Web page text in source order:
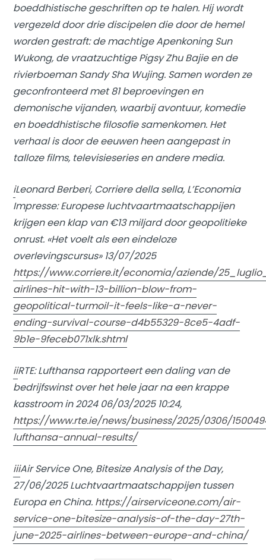
boeddhistische geschriften op te halen. Hij wordt
vergezeld door drie discipelen die door de hemel
worden gestraft: de machtige Apenkoning Sun
Wukong, de vraatzuchtige Pigsy Zhu Bajie en de
rivierboeman Sandy Sha Wujing. Samen worden ze
geconfronteerd met 81 beproevingen en
demonische vijanden, waarbij avontuur, komedie
en boeddhistische filosofie samenkomen. Het
verhaal is door de eeuwen heen aangepast in
talloze films, televisieseries en andere media.
iLeonard Berberi, Corriere della sella, L’Economia
Impresse: Europese luchtvaartmaatschappijen
krijgen een klap van €13 miljard door geopolitieke
onrust. «Het voelt als een eindeloze
overlevingscursus» 13/07/2025
https://www.corriere.it/economia/aziende/
airlines-hit-with-13-billion-blow-from-
geopolitical-turmoil-it-feels-like-a-never-
ending-survival-course-d4b55329-8ce5-4adf-
9b1e-9feceb071xlk.shtml
iiRTE: Lufthansa rapporteert een daling van de
bedrijfswinst over het hele jaar na een krappe
kasstroom in 2024 06/03/2025 10:24,
https://www.rte.ie/news/business/2025/0306/
lufthansa-annual-results/
iiiAir Service One, Bitesize Analysis of the Day,
27/06/2025 Luchtvaartmaatschappijen tussen
Europa en China. https://airserviceone.com/air-
service-one-bitesize-analysis-of-the-day-27th-
june-2025-airlines-between-europe-and-china/